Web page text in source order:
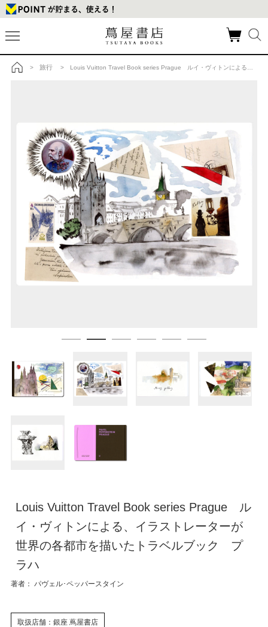
> 旅行 > Louis Vuitton Travel Book series Prague ルイ・ヴィトンによる、イラストレーターが世界の各都市を描いたトラベルブック プラハの商品詳細
Louis Vuitton Travel Book series Prague ル
イ・ヴィトンによる、イラストレーターが
世界の各都市を描いたトラベルブック プ
ラハ
著者： パヴェル･ペッパースタイン
取扱店舗：銀座 蔦屋書店